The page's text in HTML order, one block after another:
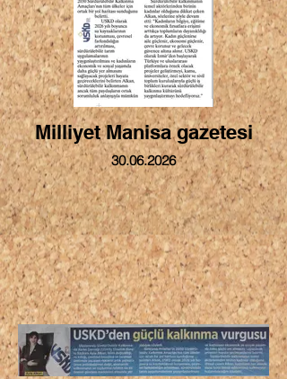
Milliyet Manisa gazetesi
30.06.2026